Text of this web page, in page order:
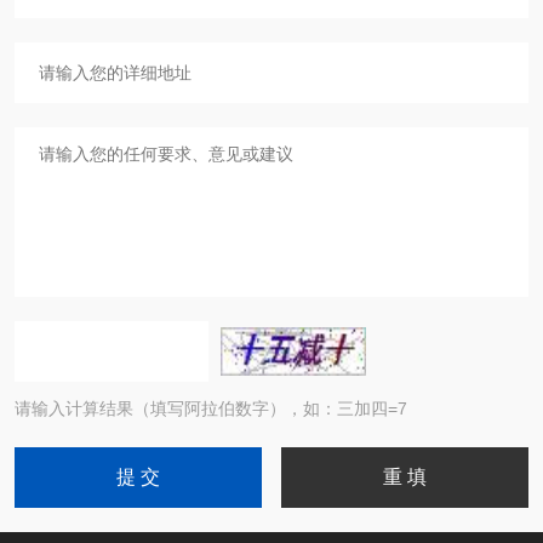
请输入计算结果（填写阿拉伯数字），如：三加四=7